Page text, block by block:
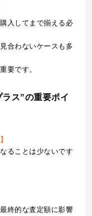
入してまで揃える必
合わないケースも多
要です。
ス”の重要ポイ
ることは少ないです
終的な査定額に影響